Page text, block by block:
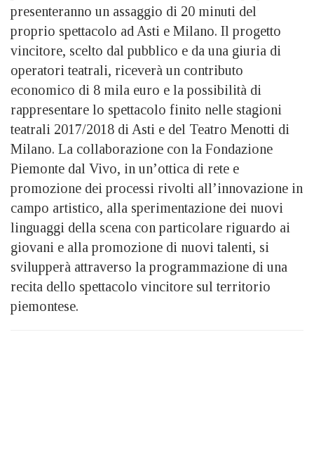
presenteranno un assaggio di 20 minuti del
proprio spettacolo ad Asti e Milano. Il progetto
vincitore, scelto dal pubblico e da una giuria di
operatori teatrali, riceverà un contributo
economico di 8 mila euro e la possibilità di
rappresentare lo spettacolo finito nelle stagioni
teatrali 2017/2018 di Asti e del Teatro Menotti di
Milano. La collaborazione con la Fondazione
Piemonte dal Vivo, in un’ottica di rete e
promozione dei processi rivolti all’innovazione in
campo artistico, alla sperimentazione dei nuovi
linguaggi della scena con particolare riguardo ai
giovani e alla promozione di nuovi talenti, si
svilupperà attraverso la programmazione di una
recita dello spettacolo vincitore sul territorio
piemontese.